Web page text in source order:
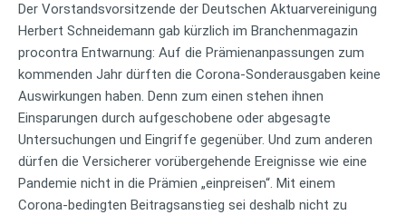
Der Vorstandsvorsitzende der Deutschen Aktuarvereinigung
Herbert Schneidemann gab kürzlich im Branchenmagazin
procontra Entwarnung: Auf die Prämienanpassungen zum
kommenden Jahr dürften die Corona-Sonderausgaben keine
Auswirkungen haben. Denn zum einen stehen ihnen
Einsparungen durch aufgeschobene oder abgesagte
Untersuchungen und Eingriffe gegenüber. Und zum anderen
dürfen die Versicherer vorübergehende Ereignisse wie eine
Pandemie nicht in die Prämien „einpreisen“. Mit einem
Corona-bedingten Beitragsanstieg sei deshalb nicht zu